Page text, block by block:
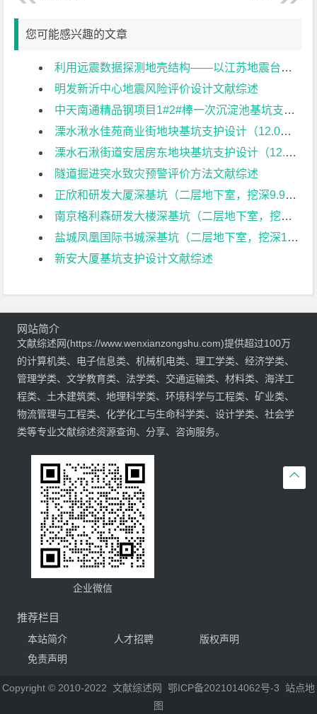
您可能感兴趣的文章
利用远震数据探测地壳结构——以江苏地震台站为例文献综述
明发新沂中心地震风险评价设计文献综述
中天南通精品钢项目1#2#棒一次沉淀池基坑支护设计（10.5米）文献综述
溧水湫水佳苑商业街地块基坑支护设计（12.0米）文献综述
溧水石湫街道安居房东地块基坑支护设计（12.0米）文献综述
隧道掘进突水致灾预警评价方法文献综述
正欣和研发大厦深基坑（二层地下室，挖深9.9m）支护设计文献综述
南京格利森研发大楼深基坑（二层地下室，挖深9.7m）支护设计文献综述
盐城凤凰国际书城深基坑（二层地下室，挖深11.5m）支护设计文献综述
新安大厦基坑支护设计文献综述

网站简介
文献综述网(https://www.wenxianzongshu.com)提供超过100万
的计算机类、电子信息类、机械机电类、理工学类、经济学类、
管理学类、文学教育类、法学类、交通运输类、材料类、海洋工
程类、土木建筑类、地理科学类、环境科学与工程类、矿业类、
物流管理与工程类、化学化工与生命科学类、设计学类、社会学
类等专业文献综述资源查询、分享、咨询服务。
企业微信
推荐栏目
本站简介 人才招聘
版权声明
免责声明
Copyright © 2010-2022 文献综述网 鄂ICP备2021014062号-3 站点地
图